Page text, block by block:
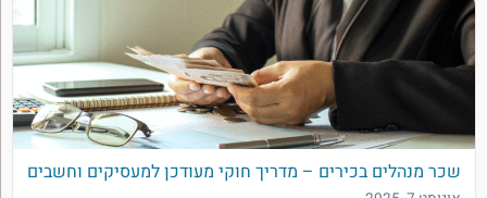
שכר מנהלים בכירים – מדריך חוקי מעודכן למעסיקים וחשבים